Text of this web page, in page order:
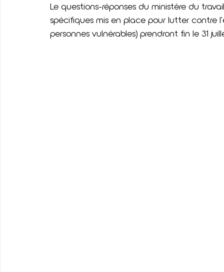
Le questions-réponses du ministère du
spécifiques mis en place pour lutter
personnes vulnérables) prendront fin le 31